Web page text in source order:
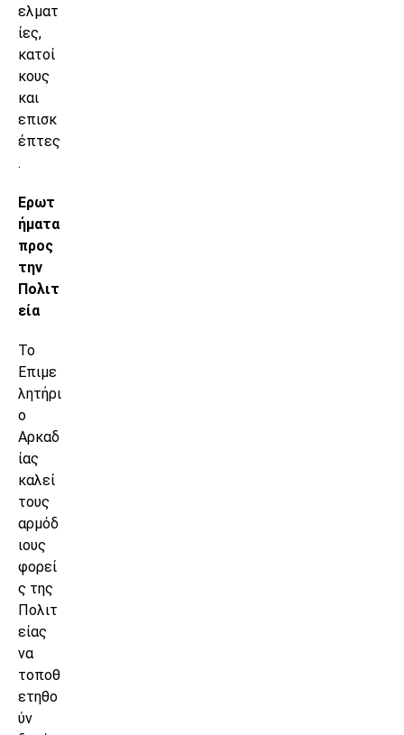
ελματ
ίες,
κατοί
κους
και
επισκ
έπτες
.
Ερωτ
ήματα
προς
την
Πολιτ
εία
Το
Επιμε
λητήρι
ο
Αρκαδ
ίας
καλεί
τους
αρμόδ
ιους
φορεί
ς της
Πολιτ
είας
να
τοποθ
ετηθο
ύν